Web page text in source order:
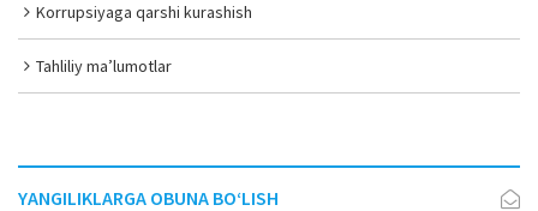
Korrupsiyaga qarshi kurashish
Tahliliy ma’lumotlar
YANGILIKLARGA OBUNA BO‘LISH